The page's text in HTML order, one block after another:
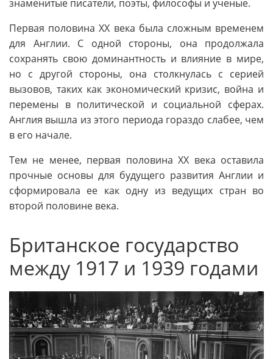
знаменитые писатели, поэты, философы и ученые.
Первая половина XX века была сложным временем
для Англии. С одной стороны, она продолжала
сохранять свою доминантность и влияние в мире,
но с другой стороны, она столкнулась с серией
вызовов, таких как экономический кризис, войнa и
перемены в политической и социальной сферах.
Англия вышла из этого периода гораздо слабее, чем
в его начале.
Тем не менее, первая половина XX века оставила
прочные основы для будущего развития Англии и
сформировала ее как одну из ведущих стран во
второй половине века.
Британское государство
между 1917 и 1939 годами